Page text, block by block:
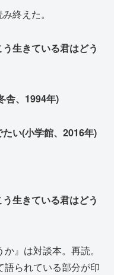
終えた。
生きている君はどう
舎、1994年)
い(小学館、2016年)
生きている君はどう
』は対談本。再読。
られている部分が印